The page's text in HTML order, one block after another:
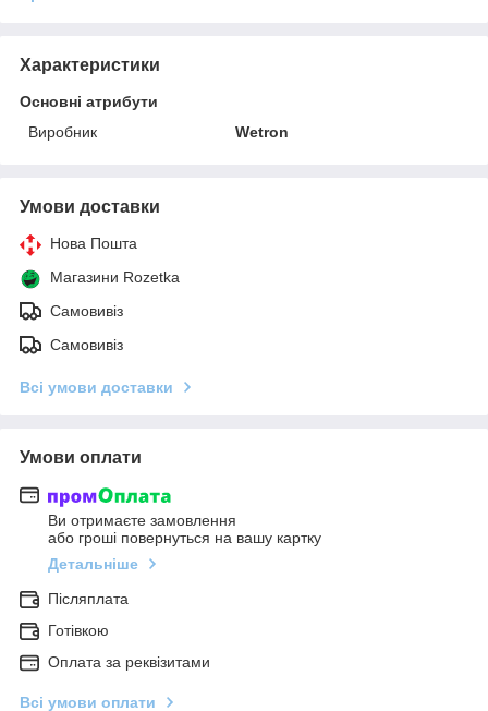
Характеристики
Основні атрибути
Виробник
Wetron
Умови доставки
Нова Пошта
Магазини Rozetka
Самовивіз
Самовивіз
Всі умови доставки
Умови оплати
Ви отримаєте замовлення
або гроші повернуться на вашу картку
Детальніше
Післяплата
Готівкою
Оплата за реквізитами
Всі умови оплати